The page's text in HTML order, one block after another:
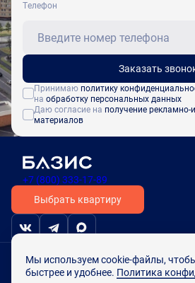
Tелефон
Заказать
Принимаю политику
на обработку персональных данных
Даю согласие на получение
материалов
+7 (800) 333-17-89
Выбрать квартиру
Политика конфиденциальности
Согласие на обработку персональных
Мы используем cookie-файлы,
быстрее и удобнее. Политика